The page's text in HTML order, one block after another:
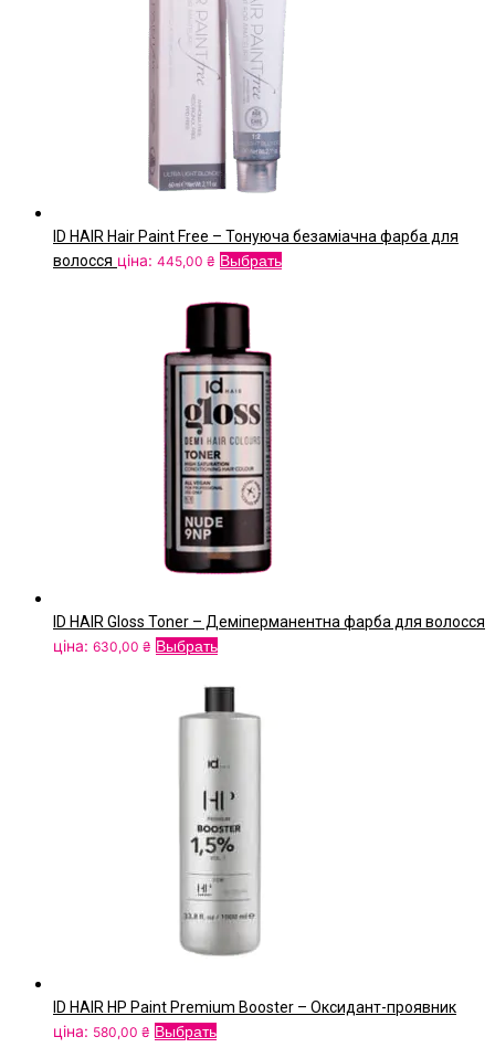
можна
вибрати
ID HAIR Hair Paint Free – Тонуюча безаміачна фарба для
волосся ціна: 445,00 ₴ ВыбратьЦей
ID HAIR Gloss Toner – Деміперманентна фарба для волосся
ціна: 630,00 ₴ ВыбратьЦей
має
кілька
Параметри
вибрати
на
сторінці
товару
ID HAIR HP Paint Premium Booster – Оксидант-проявник
ціна: 580,00 ₴ ВыбратьЦей